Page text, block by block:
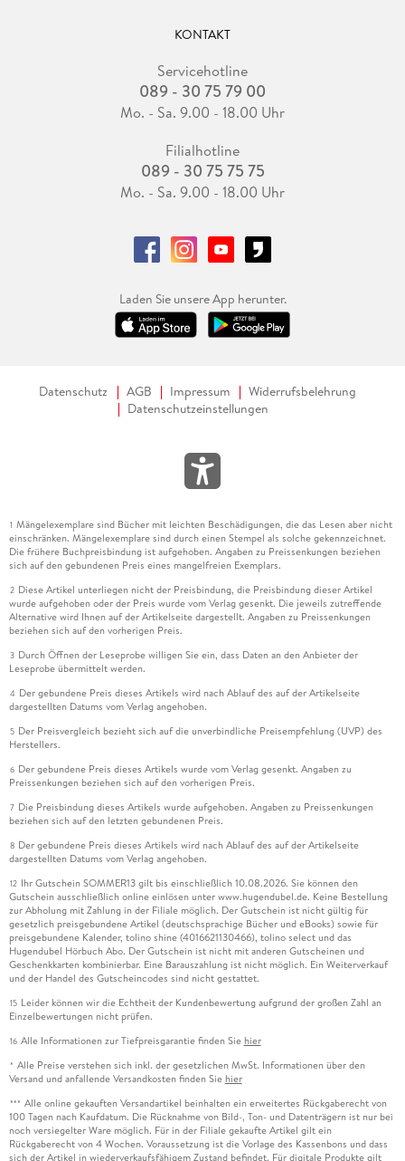
KONTAKT
Servicehotline
089 - 30 75 79 00
Mo. - Sa. 9.00 - 18.00 Uhr
Filialhotline
089 - 30 75 75 75
Mo. - Sa. 9.00 - 18.00 Uhr
Laden Sie unsere App herunter.
Datenschutz AGB Impressum
Widerrufsbelehrung
Datenschutzeinstellungen
1 Mängelexemplare sind Bücher mit leichten Beschädigungen, die das Lesen aber nicht
einschränken. Mängelexemplare sind durch einen Stempel als solche gekennzeichnet.
Die frühere Buchpreisbindung ist aufgehoben. Angaben zu Preissenkungen beziehen
sich auf den gebundenen Preis eines mangelfreien Exemplars.
2 Diese Artikel unterliegen nicht der Preisbindung, die Preisbindung dieser Artikel
wurde aufgehoben oder der Preis wurde vom Verlag gesenkt. Die jeweils zutreffende
Alternative wird Ihnen auf der Artikelseite dargestellt. Angaben zu Preissenkungen
beziehen sich auf den vorherigen Preis.
3 Durch Öffnen der Leseprobe willigen Sie ein, dass Daten an den Anbieter der
Leseprobe übermittelt werden.
4 Der gebundene Preis dieses Artikels wird nach Ablauf des auf der Artikelseite
dargestellten Datums vom Verlag angehoben.
5 Der Preisvergleich bezieht sich auf die unverbindliche Preisempfehlung (UVP) des
Herstellers.
6 Der gebundene Preis dieses Artikels wurde vom Verlag gesenkt. Angaben zu
Preissenkungen beziehen sich auf den vorherigen Preis.
7 Die Preisbindung dieses Artikels wurde aufgehoben. Angaben zu Preissenkungen
beziehen sich auf den letzten gebundenen Preis.
8 Der gebundene Preis dieses Artikels wird nach Ablauf des auf der Artikelseite
dargestellten Datums vom Verlag angehoben.
12 Ihr Gutschein SOMMER13 gilt bis einschließlich 10.08.2026. Sie können den
Gutschein ausschließlich online einlösen unter www.hugendubel.de. Keine Bestellung
zur Abholung mit Zahlung in der Filiale möglich. Der Gutschein ist nicht gültig für
gesetzlich preisgebundene Artikel (deutschsprachige Bücher und eBooks) sowie für
preisgebundene Kalender, tolino shine (4016621130466), tolino select und das
Hugendubel Hörbuch Abo. Der Gutschein ist nicht mit anderen Gutscheinen und
Geschenkkarten kombinierbar. Eine Barauszahlung ist nicht möglich. Ein Weiterverkauf
und der Handel des Gutscheincodes sind nicht gestattet.
15 Leider können wir die Echtheit der Kundenbewertung aufgrund der großen Zahl an
Einzelbewertungen nicht prüfen.
16 Alle Informationen zur Tiefpreisgarantie finden Sie hier
* Alle Preise verstehen sich inkl. der gesetzlichen MwSt. Informationen über den
Versand und anfallende Versandkosten finden Sie hier
*** Alle online gekauften Versandartikel beinhalten ein erweitertes Rückgaberecht von
100 Tagen nach Kaufdatum. Die Rücknahme von Bild-, Ton- und Datenträgern ist nur bei
noch versiegelter Ware möglich. Für in der Filiale gekaufte Artikel gilt ein
Rückgaberecht von 4 Wochen. Voraussetzung ist die Vorlage des Kassenbons und dass
sich der Artikel in wiederverkaufsfähigem Zustand befindet. Für digitale Produkte gilt